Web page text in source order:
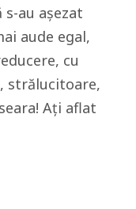
au așezat
aude egal,
cu
strălucitoare,
Ați aflat